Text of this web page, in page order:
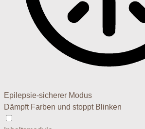
Epilepsie-sicherer Modus
Dämpft Farben und stoppt Blinken